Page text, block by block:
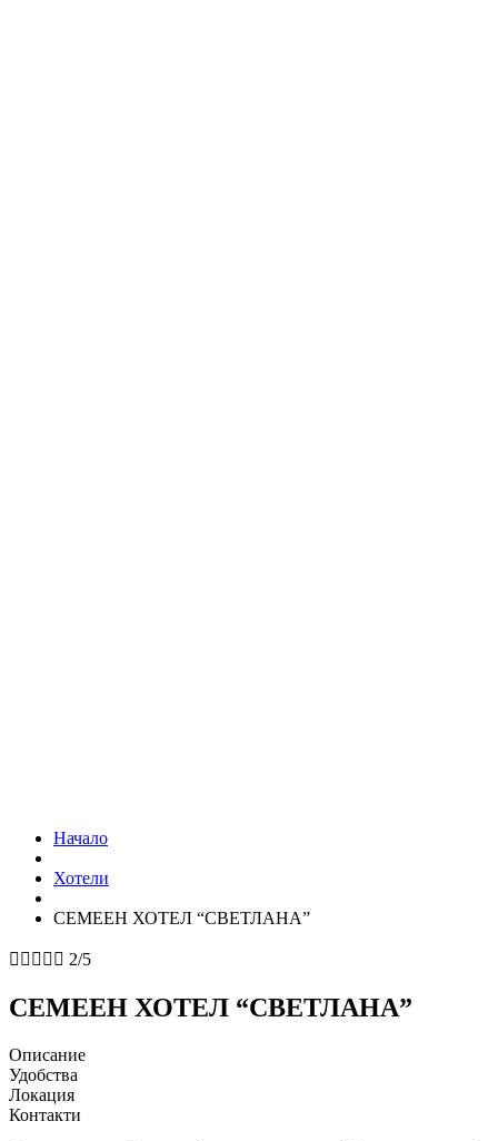
Начало
Хотели
СЕМЕЕН ХОТЕЛ “СВЕТЛАНА”
     2/5
СЕМЕЕН ХОТЕЛ “СВЕТЛАНА”
Описание
Удобства
Локация
Контакти